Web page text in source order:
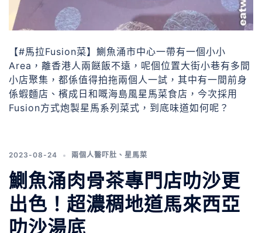
【#馬拉Fusion菜】鰂魚涌市中心一帶有一個小小
Area，離香港人兩餸飯不遠，呢個位置大街小巷有多間
小店聚集，都係值得拍拖兩個人一試，其中有一間前身
係蝦麵店、檳成日和嘅海島風星馬菜食店，今次採用
Fusion方式炮製星馬系列菜式，到底味道如何呢？
2023-08-24 兩個人醫吓肚 、 星馬菜
鰂魚涌肉骨茶專門店叻沙更
出色！超濃稠地道馬來西亞
叻沙湯底